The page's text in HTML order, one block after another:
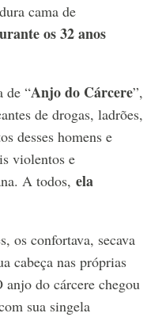
cama de
os 32 anos
de “Anjo do Cárcere”,
de drogas, ladrões,
desses homens e
violentos e
A todos, ela
os confortava, secava
cabeça nas próprias
do cárcere chegou
sua singela